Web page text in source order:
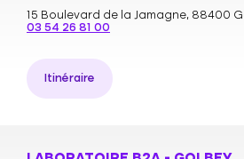
15 Boulevard de la Jamagne, 88400
03 54 26 81 00
Itinéraire